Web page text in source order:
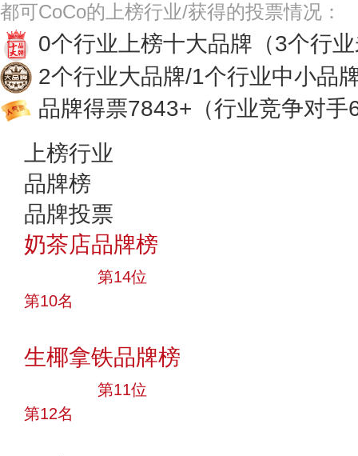
都可CoCo的上榜行业/获得的投票情况：
0个行业上榜十大品牌 （3个行
2个行业大品牌/1个行业中小品
品牌得票7843+ （行业竞争对
上榜行业
品牌榜
品牌投票
奶茶店品牌榜
第14位
第10名
生椰拿铁品牌榜
第11位
第12名